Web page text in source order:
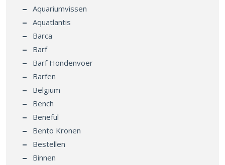
Aquariumvissen
Aquatlantis
Barca
Barf
Barf Hondenvoer
Barfen
Belgium
Bench
Beneful
Bento Kronen
Bestellen
Binnen